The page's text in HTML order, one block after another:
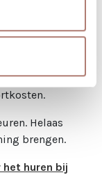
in Utrecht
boven de
Helaas
brengen.
het huren bij